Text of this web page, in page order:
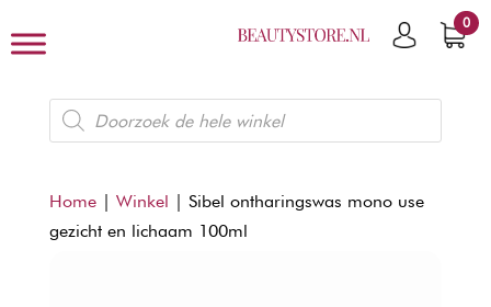
0
Producten
zoeken
Home| Winkel | Sibel ontharingswas mono use
gezicht en lichaam 100ml